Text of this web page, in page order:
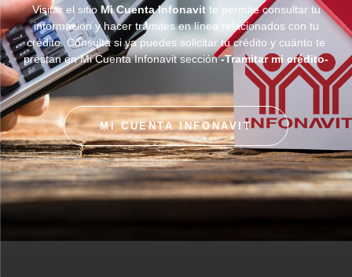
Visitar el sitioMi Cuenta Infonavitte permite consultar tu
información y hacer trámites en línea relacionados con tu
crédito. Consulta si ya puedes solicitar tu crédito y cuánto te
prestan en Mi Cuenta Infonavit sección-Tramitar mi crédito-
MI CUENTA INFONAVIT